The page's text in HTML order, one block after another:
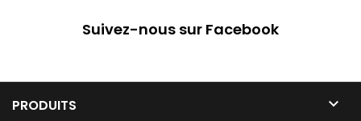
Suivez-nous sur Facebook
PRODUITS 